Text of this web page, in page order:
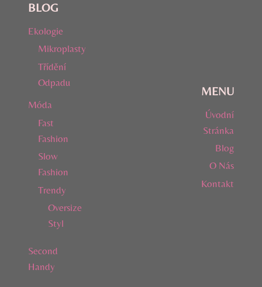
BLOG
Ekologie
Mikroplasty
Třídění
Odpadu
Móda
Fast
Fashion
Slow
Fashion
Trendy
Oversize
Styl
Second
Handy
MENU
Úvodní
Stránka
Blog
O Nás
Kontakt